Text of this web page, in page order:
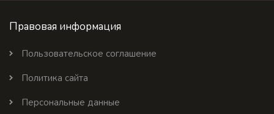
Правовая информация
Пользовательское соглашение
Политика сайта
Персональные данные